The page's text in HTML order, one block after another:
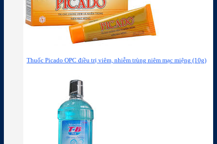
Thuốc Picado OPC điều trị viêm, nhiễm trùng niêm mạc miệng (10g)